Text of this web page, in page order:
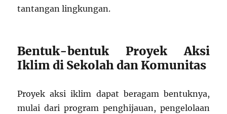
tantangan lingkungan.
Bentuk-bentuk Proyek Aksi
Iklim di Sekolah dan Komunitas
Proyek aksi iklim dapat beragam bentuknya,
mulai dari program penghijauan, pengelolaan